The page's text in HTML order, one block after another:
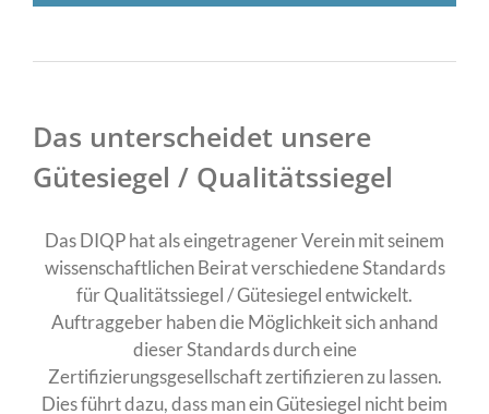
Das unterscheidet unsere
Gütesiegel / Qualitätssiegel
Das DIQP hat als eingetragener Verein mit seinem
wissenschaftlichen Beirat verschiedene Standards
für Qualitätssiegel / Gütesiegel entwickelt.
Auftraggeber haben die Möglichkeit sich anhand
dieser Standards durch eine
Zertifizierungsgesellschaft zertifizieren zu lassen.
Dies führt dazu, dass man ein Gütesiegel nicht beim